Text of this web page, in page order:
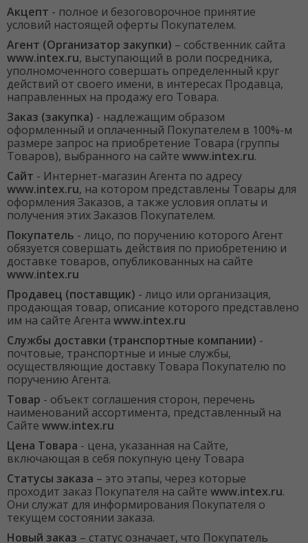
Акцепт - полное и безоговорочное принятие
условий настоящей оферты Покупателем.
Агент (Организатор закупки) – собственник сайта
www.intex.ru, выступающий в роли посредника,
уполномоченного совершать определенный круг
действий от своего имени, в интересах Продавца,
направленных на продажу его Товара.
Заказ (закупка) - надлежащим образом
оформленный и оплаченный Покупателем в 100%-м
размере запрос на приобретение Товара (группы
Товаров), выбранного на сайте www.intex.ru.
Сайт - Интернет-магазин Агента по адресу
www.intex.ru, на котором представлены Товары для
оформления Заказов, а также условия оплаты и
получения этих Заказов Покупателем.
Покупатель - лицо, по поручению которого Агент
обязуется совершать действия по приобретению и
доставке товаров, опубликованных на сайте
www.intex.ru
Продавец (поставщик) - лицо или организация,
продающая товар, описание которого представлено
им на сайте Агента www.intex.ru
Службы доставки (транспортные компании) -
почтовые, транспортные и иные службы,
осуществляющие доставку Товара Покупателю по
поручению Агента.
Товар - объект соглашения сторон, перечень
наименований ассортимента, представленный на
Сайте www.intex.ru
Цена Товара - цена, указанная на Сайте,
включающая в себя покупную цену Товара
Статусы заказа – это этапы, через которые
проходит заказ Покупателя на сайте www.intex.ru.
Они служат для информирования Покупателя о
текущем состоянии заказа.
Новый заказ – статус означает, что Покупатель